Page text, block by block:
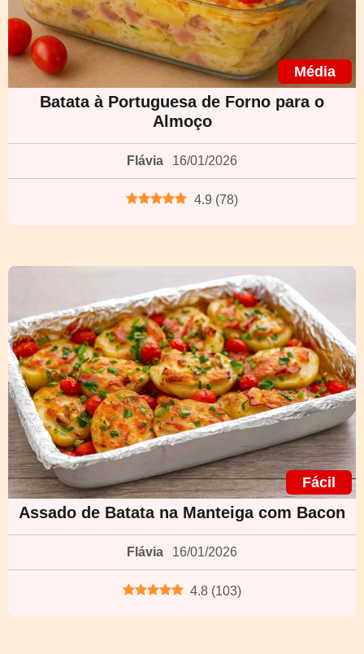
Média
Batata à Portuguesa de Forno para o
Almoço
Flávia 16/01/2026
4.9 (78)
Fácil
Assado de Batata na Manteiga com Bacon
Flávia 16/01/2026
4.8 (103)